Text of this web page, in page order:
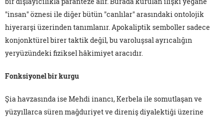
"insan" öznesi ile diğer bütün "canlılar" arasındaki ontolojik
hiyerarşi üzerinden tanımlanır. Apokaliptik semboller sadece
konjonktürel birer taktik değil, bu varoluşsal ayrıcalığın
yeryüzündeki fiziksel hâkimiyet aracıdır.
Fonksiyonel bir kurgu
Şia havzasında ise Mehdi inancı, Kerbela ile somutlaşan ve
yüzyıllarca süren mağduriyet ve direniş diyalektiği üzerine